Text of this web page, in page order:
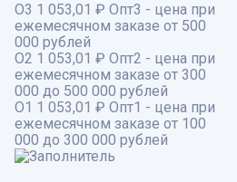
О3 1 053,01 ₽ Опт3 - цена при
ежемесячном заказе от 500
000 рублей
О2 1 053,01 ₽ Опт2 - цена при
ежемесячном заказе от 300
000 до 500 000 рублей
О1 1 053,01 ₽ Опт1 - цена при
ежемесячном заказе от 100
000 до 300 000 рублей